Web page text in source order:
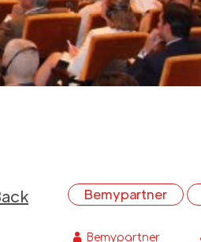
Bemypartner
Bemypartner